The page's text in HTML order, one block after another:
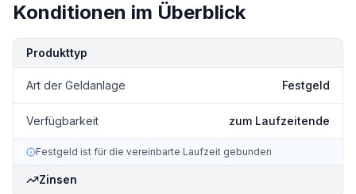
Konditionen im Überblick
KonditionDetails
Produkttyp
Art der Geldanlage Festgeld
Verfügbarkeit zum Laufzeitende
Festgeld ist für die vereinbarte Laufzeit gebunden
Zinsen